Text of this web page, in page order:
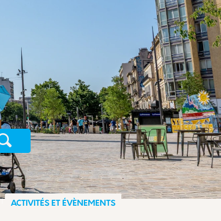
Recherche
ACTIVITÉS ET ÉVÈNEMENTS